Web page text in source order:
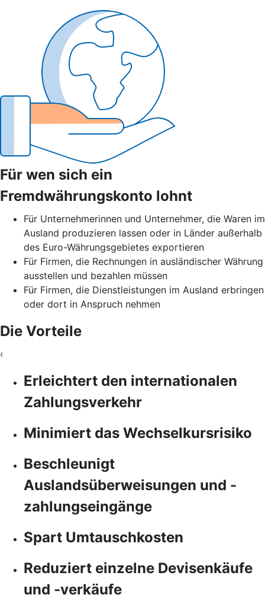
Für wen sich ein
Fremdwährungskonto lohnt
Für Unternehmerinnen und Unternehmer, die Waren im
Ausland produzieren lassen oder in Länder außerhalb
des Euro-Währungsgebietes exportieren
Für Firmen, die Rechnungen in ausländischer Währung
ausstellen und bezahlen müssen
Für Firmen, die Dienstleistungen im Ausland erbringen
oder dort in Anspruch nehmen
Die Vorteile
‹
Erleichtert den internationalen
Zahlungsverkehr
Minimiert das Wechselkursrisiko
Beschleunigt
Auslandsüberweisungen und -
zahlungseingänge
Spart Umtauschkosten
Reduziert einzelne Devisenkäufe
und -verkäufe